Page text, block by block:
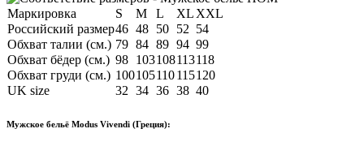
Маркировка S M L XL XXL
Российский размер46 48 50 52 54
Обхват талии (см.) 79 84 89 94 99
Обхват бёдер (см.) 98 103108113118
Обхват груди (см.) 100105110115120
UK size
32 34 36 38 40
Мужское бельё Modus Vivendi (Греция):